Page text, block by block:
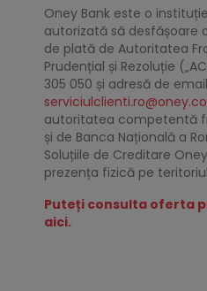
Oney Bank este o
autorizată să desfășoare
de plată de Autoritatea
Prudențial și Rezoluție
305 050 și adresă de
autoritatea competentă
și de Banca Națională a
Soluțiile de Creditare
prezența fizică pe
Puteți consulta oferta
aici.